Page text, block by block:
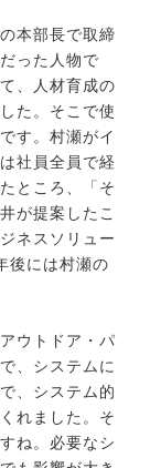
本部長で取締
った人物で
、人材育成の
た。そこで使
す。村瀬がイ
社員全員で経
ところ、「そ
が提案したこ
ネスソリュー
後には村瀬の
ウトドア・パ
、システムに
、システム的
れました。そ
ね。必要なシ